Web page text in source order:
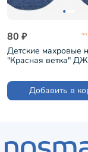
80 ₽ по
Детские махровые
"Красная ветка"
Добавить в